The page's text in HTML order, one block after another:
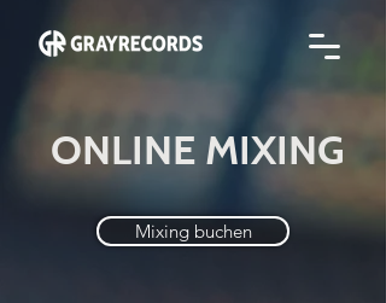
ONLINE MIXING
Mixing buchen